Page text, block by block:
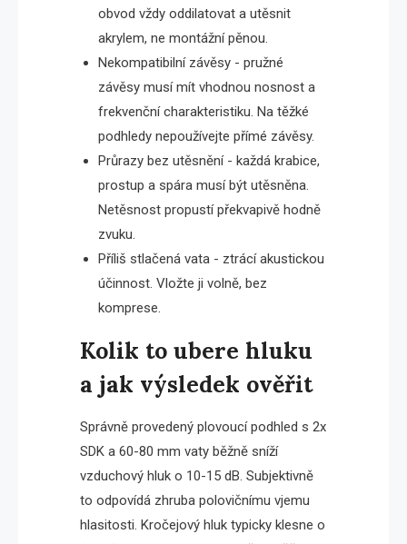
obvod vždy oddilatovat a utěsnit
akrylem, ne montážní pěnou.
Nekompatibilní závěsy - pružné
závěsy musí mít vhodnou nosnost a
frekvenční charakteristiku. Na těžké
podhledy nepoužívejte přímé závěsy.
Průrazy bez utěsnění - každá krabice,
prostup a spára musí být utěsněna.
Netěsnost propustí překvapivě hodně
zvuku.
Příliš stlačená vata - ztrácí akustickou
účinnost. Vložte ji volně, bez
komprese.
Kolik to ubere hluku
a jak výsledek ověřit
Správně provedený plovoucí podhled s 2x
SDK a 60-80 mm vaty běžně sníží
vzduchový hluk o 10-15 dB. Subjektivně
to odpovídá zhruba polovičnímu vjemu
hlasitosti. Kročejový hluk typicky klesne o